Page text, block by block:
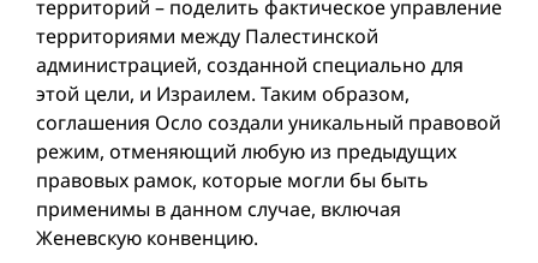
территорий – поделить фактическое управление
территориями между Палестинской
администрацией, созданной специально для
этой цели, и Израилем. Таким образом,
соглашения Осло создали уникальный правовой
режим, отменяющий любую из предыдущих
правовых рамок, которые могли бы быть
применимы в данном случае, включая
Женевскую конвенцию.